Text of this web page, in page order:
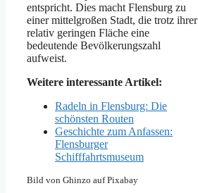
entspricht. Dies macht Flensburg zu
einer mittelgroßen Stadt, die trotz ihrer
relativ geringen Fläche eine
bedeutende Bevölkerungszahl
aufweist.
Weitere interessante Artikel:
Radeln in Flensburg: Die
schönsten Routen
Geschichte zum Anfassen:
Flensburger
Schifffahrtsmuseum
Bild von Ghinzo auf Pixabay